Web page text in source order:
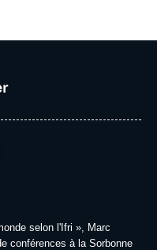
selon l'Ifri », Marc
conférences à la Sorbonne